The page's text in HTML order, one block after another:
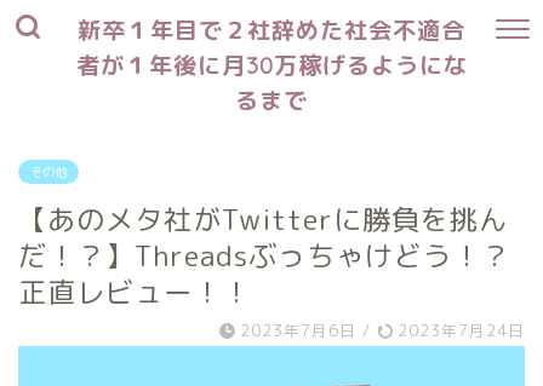
新卒１年目で２社辞めた社会不適合
者が１年後に月30万稼げるようにな
るまで
その他
【あのメタ社がTwitterに勝負を挑ん
だ！？】Threadsぶっちゃけどう！？
正直レビュー！！
2023年7月6日 / 2023年7月24日